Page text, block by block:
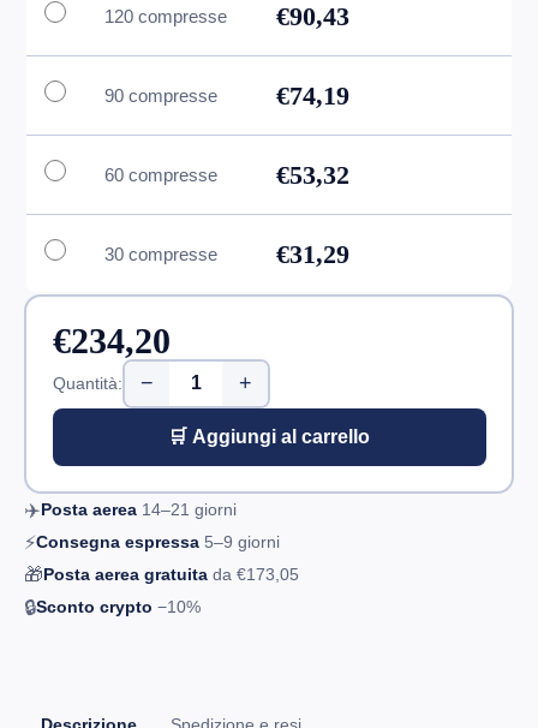
120 compresse €90,43
90 compresse €74,19
60 compresse €53,32
30 compresse €31,29
€234,20
Quantità: − +
🛒 Aggiungi al carrello
✈️Posta aerea 14–21 giorni
⚡Consegna espressa 5–9 giorni
🎁Posta aerea gratuita da €173,05
🔒Sconto crypto −10%